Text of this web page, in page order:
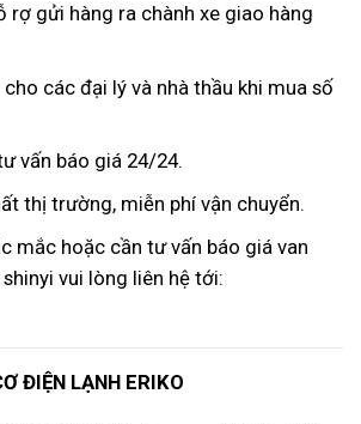
rợ gửi hàng ra chành xe giao hàng
các đại lý và nhà thầu khi mua số
vấn báo giá 24/24.
thị trường, miễn phí vận chuyển.
mắc hoặc cần tư vấn báo giá van
vui lòng liên hệ tới:
ĐIỆN LẠNH ERIKO